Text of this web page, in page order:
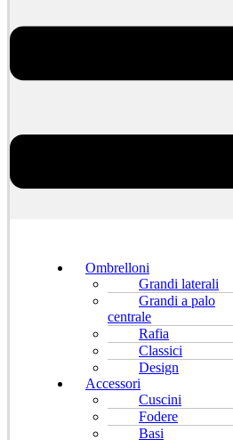
Ombrelloni
Grandi laterali
Grandi a palo
centrale
Rafia
Classici
Design
Accessori
Cuscini
Fodere
Basi